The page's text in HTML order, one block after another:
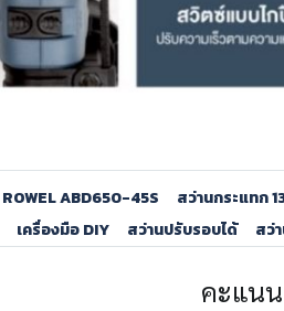
ROWEL ABD650-45S สว่านกระแทก
เครื่องมือ DIY สว่านปรับรอบได้ สว่
คะแน